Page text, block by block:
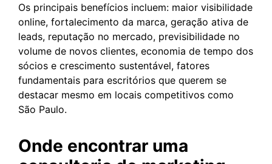
Os principais benefícios incluem: maior visibilidade
online, fortalecimento da marca, geração ativa de
leads, reputação no mercado, previsibilidade no
volume de novos clientes, economia de tempo dos
sócios e crescimento sustentável, fatores
fundamentais para escritórios que querem se
destacar mesmo em locais competitivos como
São Paulo.
Onde encontrar uma